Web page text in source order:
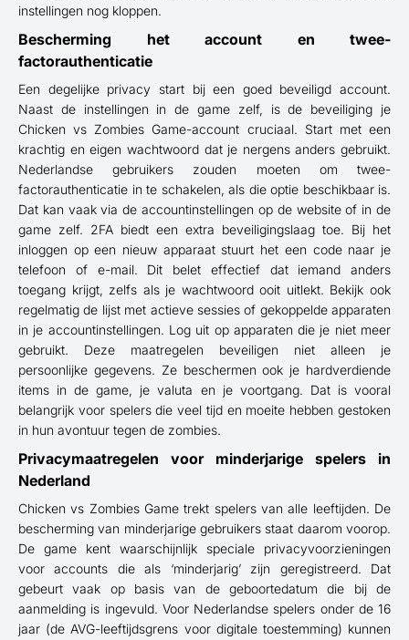
instellingen nog kloppen.
Bescherming het account en twee-
factorauthenticatie
Een degelijke privacy start bij een goed beveiligd account.
Naast de instellingen in de game zelf, is de beveiliging je
Chicken vs Zombies Game-account cruciaal. Start met een
krachtig en eigen wachtwoord dat je nergens anders gebruikt.
Nederlandse gebruikers zouden moeten om twee-
factorauthenticatie in te schakelen, als die optie beschikbaar is.
Dat kan vaak via de accountinstellingen op de website of in de
game zelf. 2FA biedt een extra beveiligingslaag toe. Bij het
inloggen op een nieuw apparaat stuurt het een code naar je
telefoon of e-mail. Dit belet effectief dat iemand anders
toegang krijgt, zelfs als je wachtwoord ooit uitlekt. Bekijk ook
regelmatig de lijst met actieve sessies of gekoppelde apparaten
in je accountinstellingen. Log uit op apparaten die je niet meer
gebruikt. Deze maatregelen beveiligen niet alleen je
persoonlijke gegevens. Ze beschermen ook je hardverdiende
items in de game, je valuta en je voortgang. Dat is vooral
belangrijk voor spelers die veel tijd en moeite hebben gestoken
in hun avontuur tegen de zombies.
Privacymaatregelen voor minderjarige spelers in
Nederland
Chicken vs Zombies Game trekt spelers van alle leeftijden. De
bescherming van minderjarige gebruikers staat daarom voorop.
De game kent waarschijnlijk speciale privacyvoorzieningen
voor accounts die als ‘minderjarig’ zijn geregistreerd. Dat
gebeurt vaak op basis van de geboortedatum die bij de
aanmelding is ingevuld. Voor Nederlandse spelers onder de 16
jaar (de AVG-leeftijdsgrens voor digitale toestemming) kunnen